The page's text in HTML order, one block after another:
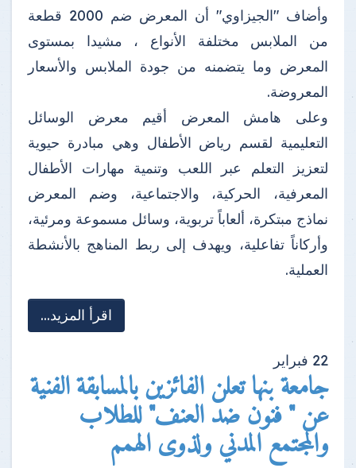
وأضاف "الجيزاوي" أن المعرض ضم 2000 قطعة
من الملابس مختلفة الأنواع ، مشيدا بمستوى
المعرض وما يتضمنه من جودة الملابس والأسعار
المعروضة.
وعلى هامش المعرض أقيم معرض الوسائل
التعليمية لقسم رياض الأطفال وهي مبادرة حيوية
لتعزيز التعلم عبر اللعب وتنمية مهارات الأطفال
المعرفية، الحركية، والاجتماعية، وضم المعرض
نماذج مبتكرة، ألعاباً تربوية، وسائل مسموعة ومرئية،
وأركاناً تفاعلية، ويهدف إلى ربط المناهج بالأنشطة
العملية.
اقرأ المزيد...
22 فبراير
جامعة بنها تعلن الفائزين بالمسابقة الفنية
عن " فنون ضد العنف" للطلاب
والمجتمع المدني ولذوى الهمم